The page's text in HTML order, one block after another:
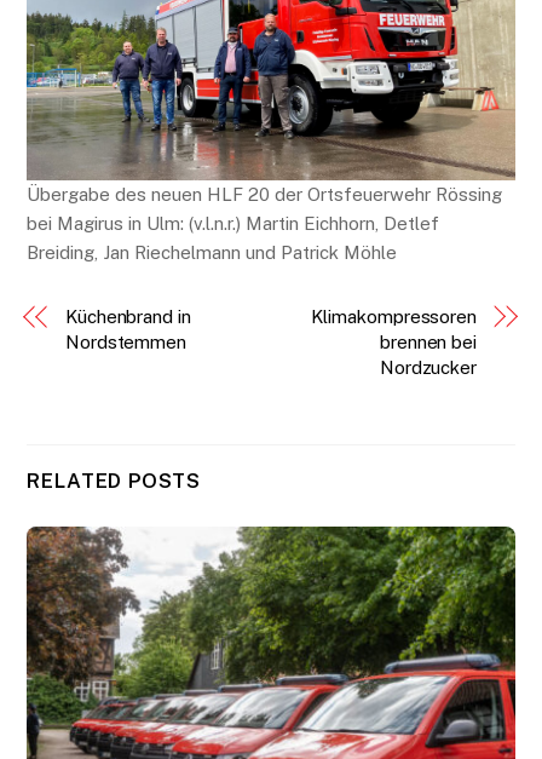
Übergabe des neuen HLF 20 der Ortsfeuerwehr Rössing
bei Magirus in Ulm: (v.l.n.r.) Martin Eichhorn, Detlef
Breiding, Jan Riechelmann und Patrick Möhle
Küchenbrand in
Nordstemmen
Klimakompressoren
brennen bei
Nordzucker
RELATED POSTS